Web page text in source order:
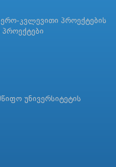
კვლევითი პროექტების
პროექტები
უნივერსიტეტის